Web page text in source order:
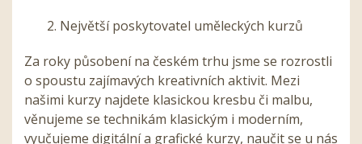
2. Největší poskytovatel uměleckých kurzů
Za roky působení na českém trhu jsme se rozrostli
o spoustu zajímavých kreativních aktivit. Mezi
našimi kurzy najdete klasickou kresbu či malbu,
věnujeme se technikám klasickým i moderním,
vyučujeme digitální a grafické kurzy, naučit se u nás